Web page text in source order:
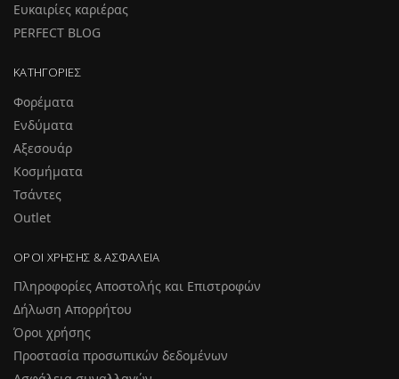
Ευκαιρίες καριέρας
PERFECT BLOG
ΚΑΤΗΓΟΡΊΕΣ
Φορέματα
Ενδύματα
Αξεσουάρ
Κοσμήματα
Τσάντες
Outlet
ΌΡΟΙ ΧΡΉΣΗΣ & ΑΣΦΆΛΕΙΑ
Πληροφορίες Αποστολής και Επιστροφών
Δήλωση Απορρήτου
Όροι χρήσης
Προστασία προσωπικών δεδομένων